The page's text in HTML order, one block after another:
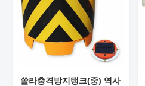
쏠라충격방지탱크(중) 역사